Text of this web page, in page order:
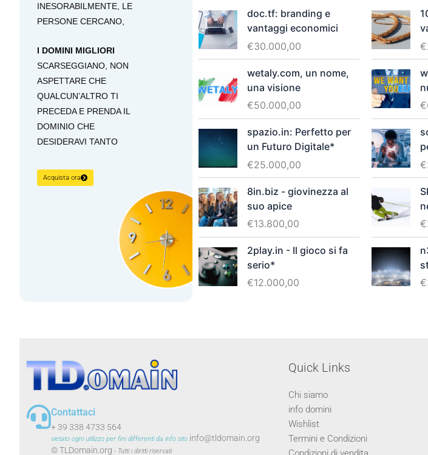
INESORABILMENTE, LE
PERSONE CERCANO,
I DOMINI MIGLIORI
SCARSEGGIANO, NON
ASPETTARE CHE
QUALCUN’ALTRO TI
PRECEDA E PRENDA IL
DOMINIO CHE
DESIDERAVI TANTO
Acquista ora
doc.tf: branding e
vantaggi economici
€30.000,00
wetaly.com, un nome,
una visione
€50.000,00
spazio.in: Perfetto per
un Futuro Digitale*
€25.000,00
8in.biz - giovinezza al
suo apice
€13.800,00
2play.in - Il gioco si fa
serio*
€12.000,00
€
€
€
€
€
Contattaci
+ 39 338 4733 564
vietato ogni utilizzo per fini differenti da info sito info@tldomain.org
© TLDomain.org - Tutti i diritti riservati
Quick Links
Chi siamo
info domini
Wishlist
Termini e Condizioni